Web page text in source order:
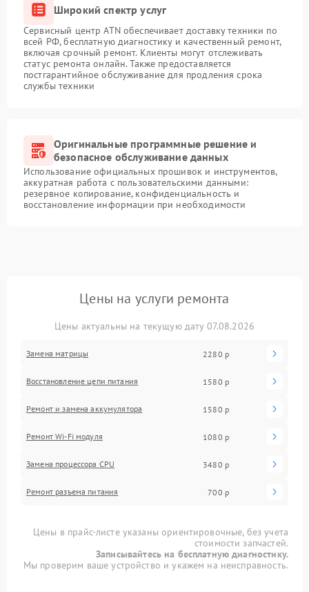
Широкий спектр услуг
Сервисный центр ATN обеспечивает доставку техники по
всей РФ, бесплатную диагностику и качественный ремонт,
включая срочный ремонт. Клиенты могут отслеживать
статус ремонта онлайн. Также предоставляется
постгарантийное обслуживание для продления срока
службы техники
Оригинальные программные решение и
безопасное обслуживание данных
Использование официальных прошивок и инструментов,
аккуратная работа с пользовательскими данными:
резервное копирование, конфиденциальность и
восстановление информации при необходимости
Цены на услуги ремонта
Цены актуальны на текущую дату 07.08.2026
Замена матрицы 2280 р
Восстановление цепи питания 1580 р
Ремонт и замена аккумулятора 1580 р
Ремонт Wi-Fi модуля 1080 р
Замена процессора CPU 3480 р
Ремонт разъема питания 700 р
Цены в прайс-листе указаны ориентировочные, без учета
стоимости запчастей.
Записывайтесь на бесплатную диагностику.
Мы проверим ваше устройство и укажем на неисправность.